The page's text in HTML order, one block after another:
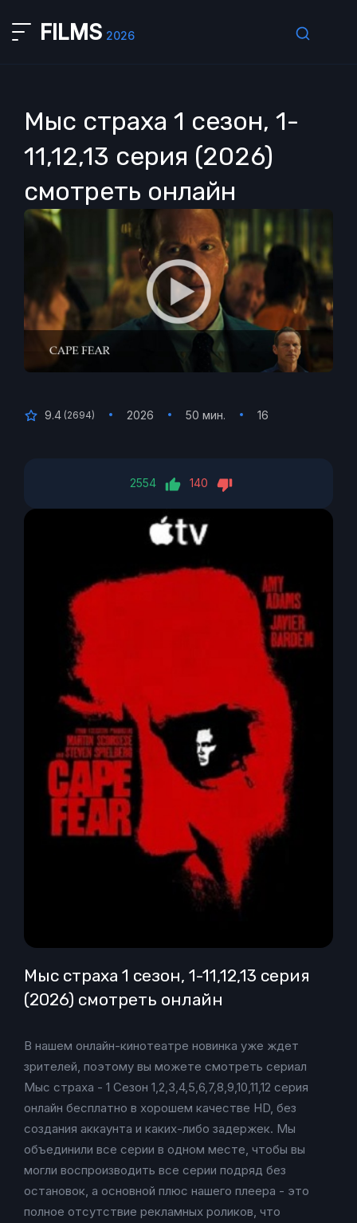
FILMS 2026
Мыс страха 1 сезон, 1-
11,12,13 серия (2026)
смотреть онлайн
9.4 (2694) 2026 50 мин. 16
2554 140
Мыс страха 1 сезон, 1-11,12,13 серия
(2026) смотреть онлайн
В нашем онлайн-кинотеатре новинка уже ждет
зрителей, поэтому вы можете смотреть сериал
Мыс страха - 1 Сезон 1,2,3,4,5,6,7,8,9,10,11,12 серия
онлайн бесплатно в хорошем качестве HD, без
создания аккаунта и каких-либо задержек. Мы
объединили все серии в одном месте, чтобы вы
могли воспроизводить все серии подряд без
остановок, а основной плюс нашего плеера - это
полное отсутствие рекламных роликов, что